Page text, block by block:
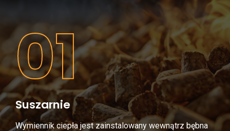
01
Suszarnie
Wymiennik ciepła jest zainstalowany wewnątrz bębna